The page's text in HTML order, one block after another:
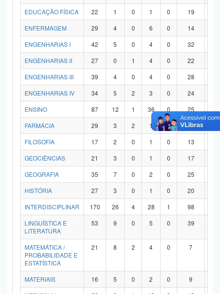
EDUCAÇÃO FÍSICA
22 1 0 1 0 19
ENFERMAGEM
29 4 0 6 0 14
ENGENHARIAS I
42 5 0 4 0 32
ENGENHARIAS II
27 0 1 4 0 22
ENGENHARIAS III
39 4 0 4 0 28
ENGENHARIAS IV
34 5 2 3 0 24
ENSINO
87 12 1 36 0 25
FARMÁCIA
29 3 2 1 0 21
FILOSOFIA
17 2 0 1 0 13
GEOCIÊNCIAS
21 3 0 1 0 17
GEOGRAFIA
35 7 0 2 0 25
HISTÓRIA
27 3 0 1 0 20
INTERDISCIPLINAR
170 26 4 28 1 98
LINGUÍSTICA E
LITERATURA
53 9 0 5 0 39
MATEMÁTICA /
PROBABILIDADE E
ESTATÍSTICA
21 8 2 4 0 7
MATERIAIS 16 5 0 2 0 9